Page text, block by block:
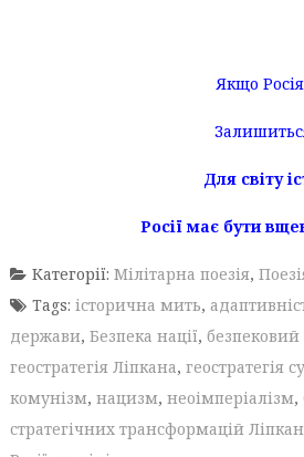
Якщо
Для світу
Росії має бути
Категорії: Мілітарна поезія,
Tags: історична мить,
держави, Безпека нації,
геостратегія Ліпкана, геостратегія
комунізм, нацизм, неоімперіалізм,
стратегічних трансформацій